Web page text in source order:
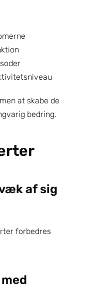
at skabe de
bedring.
af sig
forbedres